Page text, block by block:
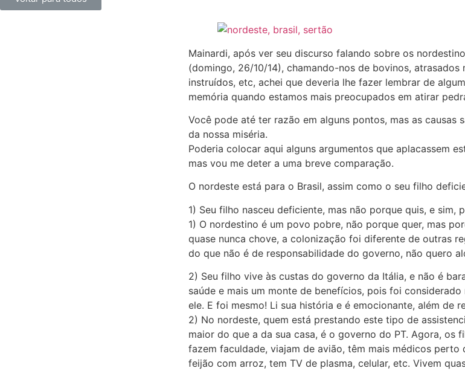
Mainardi, após ver seu discurso falando sobre os
(domingo, 26/10/14), chamando-nos de bovinos, atrasados
instruídos, etc, achei que deveria lhe fazer lembrar de
memória quando estamos mais preocupados em atirar
Você pode até ter razão em alguns pontos, mas as causas
da nossa miséria.
Poderia colocar aqui alguns argumentos que aplacassem
mas vou me deter a uma breve comparação.
O nordeste está para o Brasil, assim como o seu filho
1) Seu filho nasceu deficiente, mas não porque quis, e sim,
1) O nordestino é um povo pobre, não porque quer, mas
quase nunca chove, a colonização foi diferente de outras
do que não é de responsabilidade do governo, não quero
2) Seu filho vive às custas do governo da Itália, e não é
saúde e mais um monte de benefícios, pois foi
ele. E foi mesmo! Li sua história e é emocionante, além de
2) No nordeste, quem está prestando este tipo de
maior do que a da sua casa, é o governo do PT. Agora, os
fazem faculdade, viajam de avião, têm mais médicos perto
feijão com arroz, tem TV de plasma, celular, etc. Vivem